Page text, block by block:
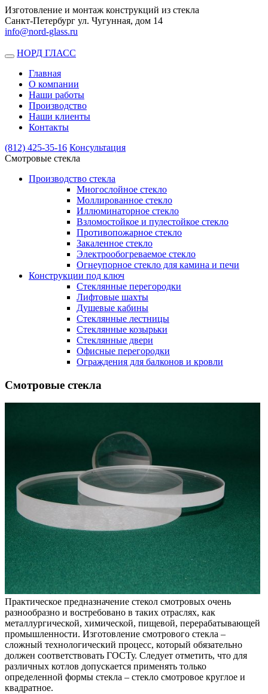
Изготовление и монтаж конструкций из стекла
Санкт-Петербург ул. Чугунная, дом 14
info@nord-glass.ru
Toggle
navigation
НОРД ГЛАСС
Главная
О компании
Наши работы
Производство
Наши клиенты
Контакты
(812) 425-35-16 Консультация
Смотровые стекла
Производство стекла
Многослойное стекло
Моллированное стекло
Иллюминаторное стекло
Взломостойкое и пулестойкое стекло
Противопожарное стекло
Закаленное стекло
Электрообогреваемое стекло
Огнеупорное стекло для камина и печи
Конструкции под ключ
Стеклянные перегородки
Лифтовые шахты
Душевые кабины
Cтеклянные лестницы
Cтеклянные козырьки
Cтеклянные двери
Офисные перегородки
Ограждения для балконов и кровли
Смотровые стекла
Практическое предназначение стекол смотровых очень
разнообразно и востребовано в таких отраслях, как
металлургической, химической, пищевой, перерабатывающей
промышленности. Изготовление смотрового стекла –
сложный технологический процесс, который обязательно
должен соответствовать ГОСТу. Следует отметить, что для
различных котлов допускается применять только
определенной формы стекла – стекло смотровое круглое и
квадратное.